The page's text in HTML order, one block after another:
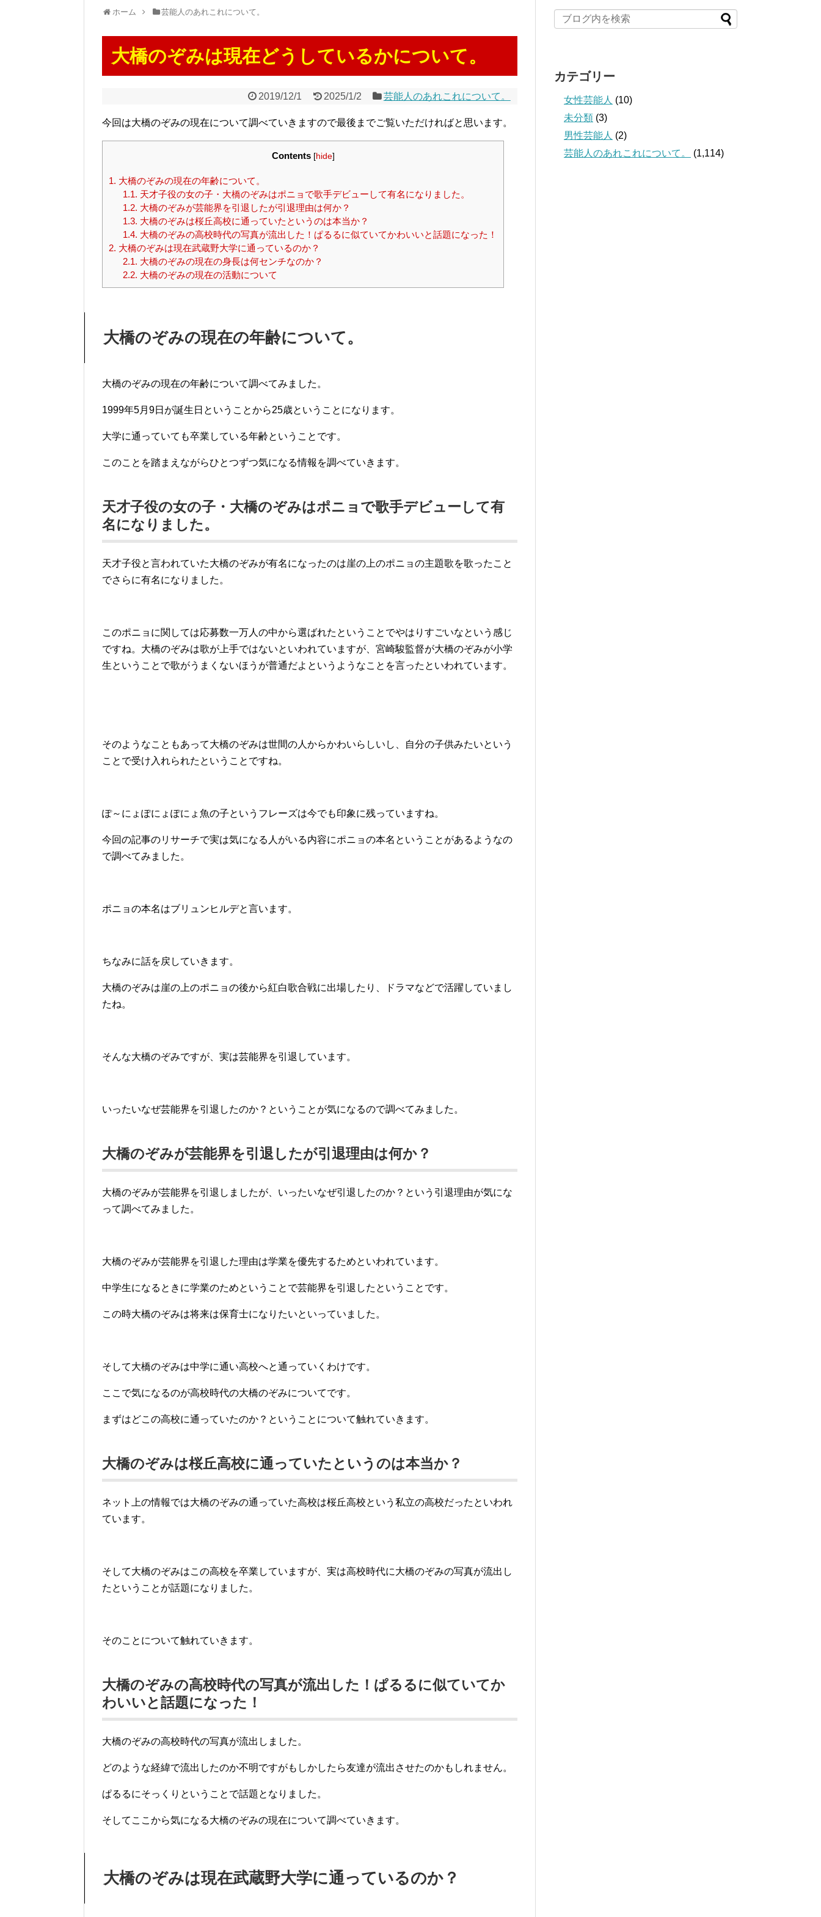
ホーム 芸能人のあれこれについて。
大橋のぞみは現在どうしているかについて。
2019/12/1 2025/1/2 芸能人のあれこれについて。
今回は大橋のぞみの現在について調べていきますので最後までご覧いただければと思います。
Contents [hide]
1. 大橋のぞみの現在の年齢について。
1.1. 天才子役の女の子・大橋のぞみはポニョで歌手デビューして有名になりました。
1.2. 大橋のぞみが芸能界を引退したが引退理由は何か？
1.3. 大橋のぞみは桜丘高校に通っていたというのは本当か？
1.4. 大橋のぞみの高校時代の写真が流出した！ぱるるに似ていてかわいいと話題になった！
2. 大橋のぞみは現在武蔵野大学に通っているのか？
2.1. 大橋のぞみの現在の身長は何センチなのか？
2.2. 大橋のぞみの現在の活動について
大橋のぞみの現在の年齢について。
大橋のぞみの現在の年齢について調べてみました。
1999年5月9日が誕生日ということから25歳ということになります。
大学に通っていても卒業している年齢ということです。
このことを踏まえながらひとつずつ気になる情報を調べていきます。
天才子役の女の子・大橋のぞみはポニョで歌手デビューして有
名になりました。
天才子役と言われていた大橋のぞみが有名になったのは崖の上のポニョの主題歌を歌ったこと
でさらに有名になりました。
このポニョに関しては応募数一万人の中から選ばれたということでやはりすごいなという感じ
ですね。大橋のぞみは歌が上手ではないといわれていますが、宮崎駿監督が大橋のぞみが小学
生ということで歌がうまくないほうが普通だよというようなことを言ったといわれています。
そのようなこともあって大橋のぞみは世間の人からかわいらしいし、自分の子供みたいという
ことで受け入れられたということですね。
ぽ～にょぽにょぽにょ魚の子というフレーズは今でも印象に残っていますね。
今回の記事のリサーチで実は気になる人がいる内容にポニョの本名ということがあるようなの
で調べてみました。
ポニョの本名はブリュンヒルデと言います。
ちなみに話を戻していきます。
大橋のぞみは崖の上のポニョの後から紅白歌合戦に出場したり、ドラマなどで活躍していまし
たね。
そんな大橋のぞみですが、実は芸能界を引退しています。
いったいなぜ芸能界を引退したのか？ということが気になるので調べてみました。
大橋のぞみが芸能界を引退したが引退理由は何か？
大橋のぞみが芸能界を引退しましたが、いったいなぜ引退したのか？という引退理由が気にな
って調べてみました。
大橋のぞみが芸能界を引退した理由は学業を優先するためといわれています。
中学生になるときに学業のためということで芸能界を引退したということです。
この時大橋のぞみは将来は保育士になりたいといっていました。
そして大橋のぞみは中学に通い高校へと通っていくわけです。
ここで気になるのが高校時代の大橋のぞみについてです。
まずはどこの高校に通っていたのか？ということについて触れていきます。
大橋のぞみは桜丘高校に通っていたというのは本当か？
ネット上の情報では大橋のぞみの通っていた高校は桜丘高校という私立の高校だったといわれ
ています。
そして大橋のぞみはこの高校を卒業していますが、実は高校時代に大橋のぞみの写真が流出し
たということが話題になりました。
そのことについて触れていきます。
大橋のぞみの高校時代の写真が流出した！ぱるるに似ていてか
わいいと話題になった！
大橋のぞみの高校時代の写真が流出しました。
どのような経緯で流出したのか不明ですがもしかしたら友達が流出させたのかもしれません。
ぱるるにそっくりということで話題となりました。
そしてここから気になる大橋のぞみの現在について調べていきます。
大橋のぞみは現在武蔵野大学に通っているのか？
カテゴリー
女性芸能人 (10)
未分類 (3)
男性芸能人 (2)
芸能人のあれこれについて。
(1,114)